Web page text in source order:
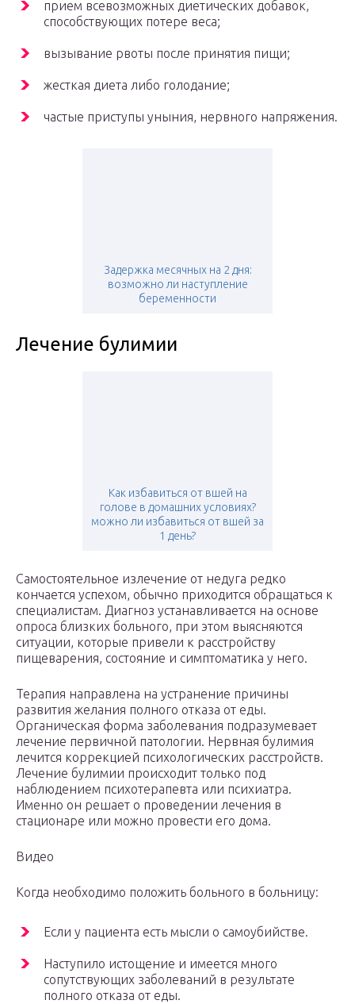
прием всевозможных диетических добавок,
способствующих потере веса;
вызывание рвоты после принятия пищи;
жесткая диета либо голодание;
частые приступы уныния, нервного напряжения.
Задержка месячных на 2 дня:
возможно ли наступление
беременности
Лечение булимии
Как избавиться от вшей на
голове в домашних условиях?
можно ли избавиться от вшей за
1 день?
Самостоятельное излечение от недуга редко
кончается успехом, обычно приходится обращаться к
специалистам. Диагноз устанавливается на основе
опроса близких больного, при этом выясняются
ситуации, которые привели к расстройству
пищеварения, состояние и симптоматика у него.
Терапия направлена на устранение причины
развития желания полного отказа от еды.
Органическая форма заболевания подразумевает
лечение первичной патологии. Нервная булимия
лечится коррекцией психологических расстройств.
Лечение булимии происходит только под
наблюдением психотерапевта или психиатра.
Именно он решает о проведении лечения в
стационаре или можно провести его дома.
Видео
Когда необходимо положить больного в больницу:
Если у пациента есть мысли о самоубийстве.
Наступило истощение и имеется много
сопутствующих заболеваний в результате
полного отказа от еды.